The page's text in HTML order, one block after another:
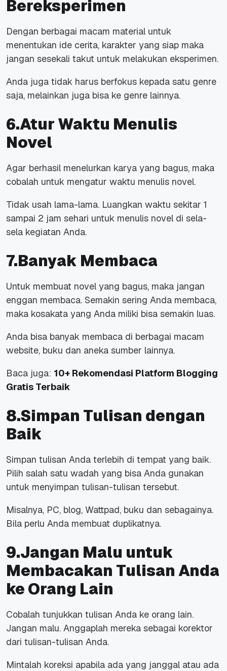
Bereksperimen
Dengan berbagai macam material untuk
menentukan ide cerita, karakter yang siap maka
jangan sesekali takut untuk melakukan eksperimen.
Anda juga tidak harus berfokus kepada satu genre
saja, melainkan juga bisa ke genre lainnya.
6.Atur Waktu Menulis
Novel
Agar berhasil menelurkan karya yang bagus, maka
cobalah untuk mengatur waktu menulis novel.
Tidak usah lama-lama. Luangkan waktu sekitar 1
sampai 2 jam sehari untuk menulis novel di sela-
sela kegiatan Anda.
7.Banyak Membaca
Untuk membuat novel yang bagus, maka jangan
enggan membaca. Semakin sering Anda membaca,
maka kosakata yang Anda miliki bisa semakin luas.
Anda bisa banyak membaca di berbagai macam
website, buku dan aneka sumber lainnya.
Baca juga: 10+ Rekomendasi Platform Blogging
Gratis Terbaik
8.Simpan Tulisan dengan
Baik
Simpan tulisan Anda terlebih di tempat yang baik.
Pilih salah satu wadah yang bisa Anda gunakan
untuk menyimpan tulisan-tulisan tersebut.
Misalnya, PC, blog, Wattpad, buku dan sebagainya.
Bila perlu Anda membuat duplikatnya.
9.Jangan Malu untuk
Membacakan Tulisan Anda
ke Orang Lain
Cobalah tunjukkan tulisan Anda ke orang lain.
Jangan malu. Anggaplah mereka sebagai korektor
dari tulisan-tulisan Anda.
Mintalah koreksi apabila ada yang janggal atau ada